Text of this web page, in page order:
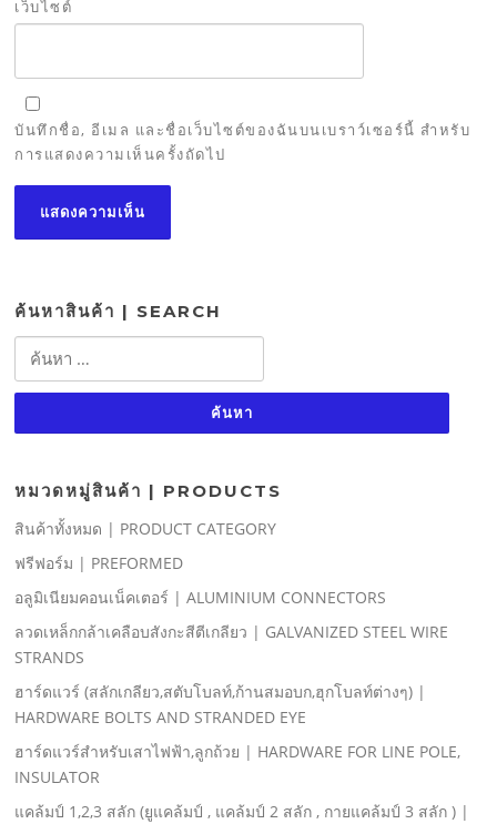
เว็บไซต์
บันทึกชื่อ, อีเมล และชื่อเว็บไซต์ของฉันบนเบราว์เซอร์นี้ สำหรับ
การแสดงความเห็นครั้งถัดไป
ค้นหาสินค้า | SEARCH
ค้นหา
สำหรับ:
หมวดหมู่สินค้า | PRODUCTS
สินค้าทั้งหมด | PRODUCT CATEGORY
ฟรีฟอร์ม | PREFORMED
อลูมิเนียมคอนเน็คเตอร์ | ALUMINIUM CONNECTORS
ลวดเหล็กกล้าเคลือบสังกะสีตีเกลียว | GALVANIZED STEEL WIRE
STRANDS
ฮาร์ดแวร์ (สลักเกลียว,สตับโบลท์,ก้านสมอบก,ฮุกโบลท์ต่างๆ) |
HARDWARE BOLTS AND STRANDED EYE
ฮาร์ดแวร์สําหรับเสาไฟฟ้า,ลูกถ้วย | HARDWARE FOR LINE POLE,
INSULATOR
แคล้มป์ 1,2,3 สลัก (ยูแคล้มป์ , แคล้มป์ 2 สลัก , กายแคล้มป์ 3 สลัก ) |